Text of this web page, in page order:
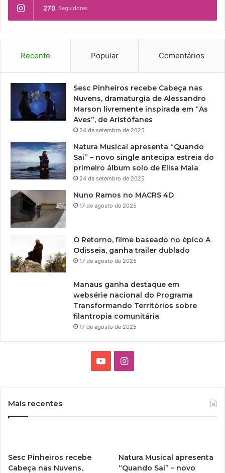
270 Seguidores
Recente Popular Comentários
Sesc Pinheiros recebe Cabeça nas
Nuvens, dramaturgia de Alessandro
Marson livremente inspirada em “As
Aves”, de Aristófanes
24 de setembro de 2025
Natura Musical apresenta “Quando
Sai” – novo single antecipa estreia do
primeiro álbum solo de Elisa Maia
24 de setembro de 2025
Nuno Ramos no MACRS 4D
17 de agosto de 2025
O Retorno, filme baseado no épico A
Odisseia, ganha trailer dublado
17 de agosto de 2025
Manaus ganha destaque em
websérie nacional do Programa
Transformando Territórios sobre
filantropia comunitária
17 de agosto de 2025
I
g
Mais recentes
Sesc Pinheiros recebe
Cabeça nas Nuvens,
Natura Musical apresenta
“Quando Sai” – novo